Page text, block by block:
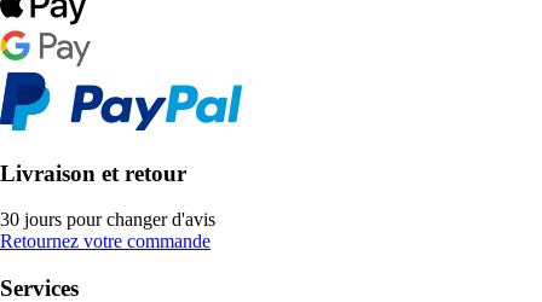
Livraison et retour
30 jours pour changer d'avis
Retournez votre commande
Services